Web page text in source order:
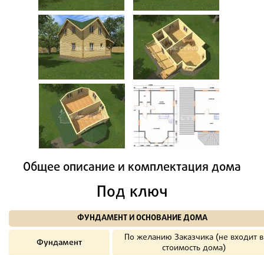
Общее описание и комплектация дома
Под ключ
ФУНДАМЕНТ И ОСНОВАНИЕ ДОМА
Фундамент
По желанию Заказчика (не входит в
стоимость дома)